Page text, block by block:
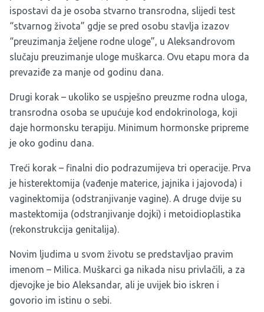
ispostavi da je osoba stvarno transrodna, slijedi test
“stvarnog života” gdje se pred osobu stavlja izazov
“preuzimanja željene rodne uloge”, u Aleksandrovom
slučaju preuzimanje uloge muškarca. Ovu etapu mora da
prevaziđe za manje od godinu dana.
Drugi korak – ukoliko se uspješno preuzme rodna uloga,
transrodna osoba se upućuje kod endokrinologa, koji
daje hormonsku terapiju. Minimum hormonske pripreme
je oko godinu dana.
Treći korak – finalni dio podrazumijeva tri operacije. Prva
je histerektomija (vađenje materice, jajnika i jajovoda) i
vaginektomija (odstranjivanje vagine). A druge dvije su
mastektomija (odstranjivanje dojki) i metoidioplastika
(rekonstrukcija genitalija).
Novim ljudima u svom životu se predstavljao pravim
imenom – Milica. Muškarci ga nikada nisu privlačili, a za
djevojke je bio Aleksandar, ali je uvijek bio iskren i
govorio im istinu o sebi.